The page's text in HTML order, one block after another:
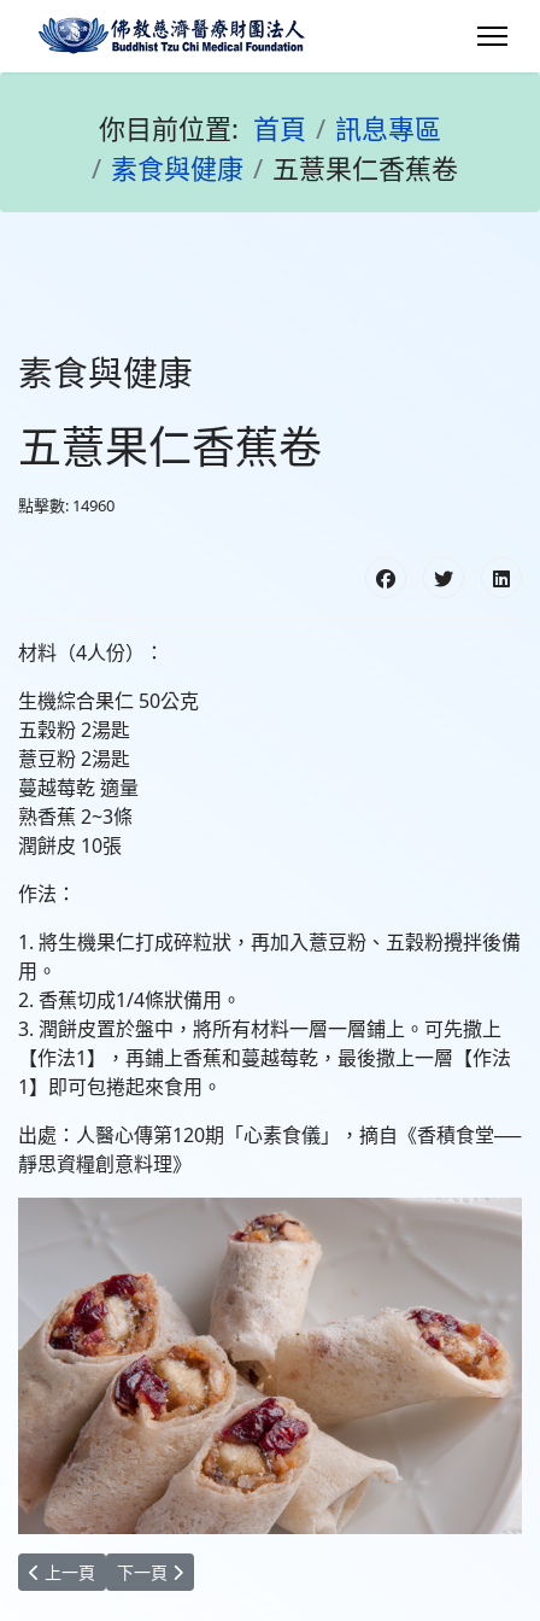
你目前位置: 首頁
訊息專區
素食與健康
五薏果仁香蕉卷
素食與健康
五薏果仁香蕉卷
點擊數: 14960
材料（4人份）：
生機綜合果仁 50公克
五穀粉 2湯匙
薏豆粉 2湯匙
蔓越莓乾 適量
熟香蕉 2~3條
潤餅皮 10張
作法：
1. 將生機果仁打成碎粒狀，再加入薏豆粉、五穀粉攪拌後備
用。
2. 香蕉切成1/4條狀備用。
3. 潤餅皮置於盤中，將所有材料一層一層鋪上。可先撒上
【作法1】，再鋪上香蕉和蔓越莓乾，最後撒上一層【作法
1】即可包捲起來食用。
出處：人醫心傳第120期「心素食儀」，摘自《香積食堂──
靜思資糧創意料理》
上一篇文章: 幸福元氣一級蒡
上一頁 下一篇文章: 杏仁水果凍
下一頁